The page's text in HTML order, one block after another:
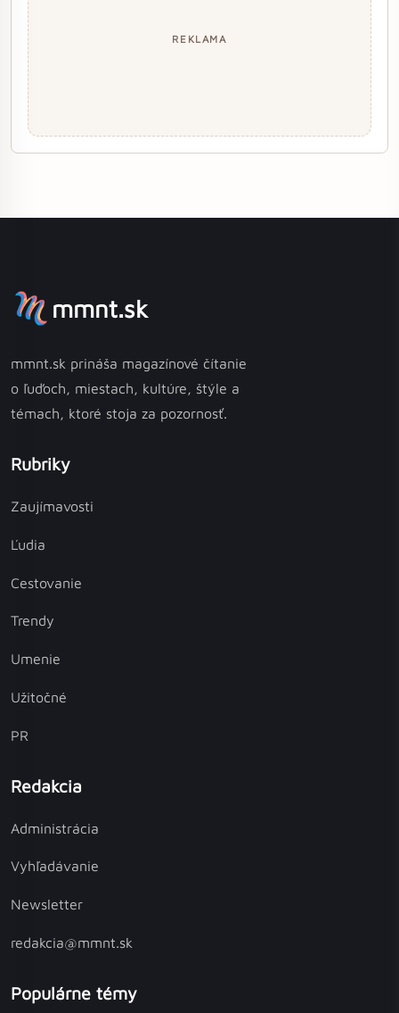
REKLAMA
mmnt.sk
mmnt.sk prináša magazínové čítanie
o ľuďoch, miestach, kultúre, štýle a
témach, ktoré stoja za pozornosť.
Rubriky
Zaujímavosti
Ľudia
Cestovanie
Trendy
Umenie
Užitočné
PR
Redakcia
Administrácia
Vyhľadávanie
Newsletter
redakcia@mmnt.sk
Populárne témy